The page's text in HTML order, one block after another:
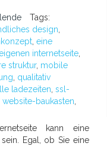
Tags:
design
eine
internetseite
struktur, mobile
qualitativ
ladezeiten ssl-
website-baukasten
kann eine
Egal, ob Sie eine